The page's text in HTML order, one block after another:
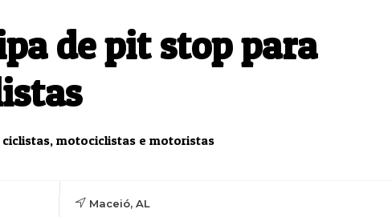
de pit stop para
motociclistas e motoristas
Maceió, AL